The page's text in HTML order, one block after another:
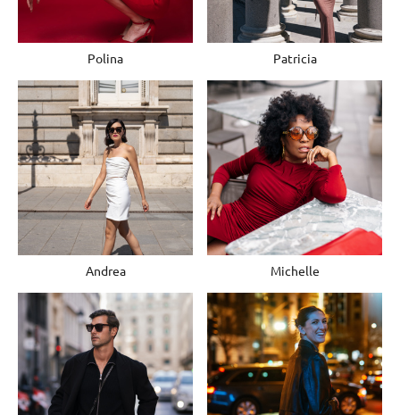
Polina Patricia
Andrea Michelle